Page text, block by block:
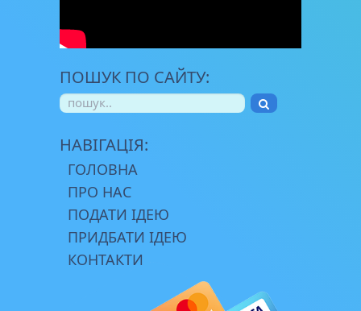
ПОШУК ПО САЙТУ:
НАВІГАЦІЯ:
ГОЛОВНА
ПРО НАС
ПОДАТИ ІДЕЮ
ПРИДБАТИ ІДЕЮ
КОНТАКТИ